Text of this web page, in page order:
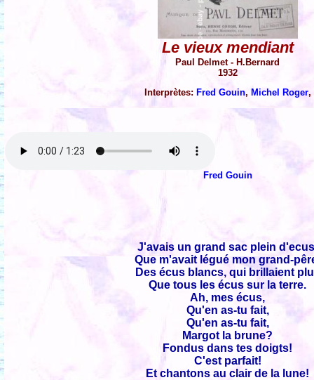
Le vieux mendiant
Paul Delmet - H.Bernard
1932
Interprètes: Fred Gouin, Michel Roger,
Fred Gouin
J'avais un grand sac plein
Que m'avait légué mon grand-
Des écus blancs, qui brillaient
Que tous les écus sur la terre.
Ah, mes écus,
Qu'en as-tu fait,
Qu'en as-tu fait,
Margot la brune?
Fondus dans tes doigts!
C'est parfait!
Et chantons au clair de la lune!